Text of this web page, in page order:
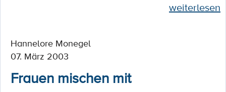
weiterlesen
Hannelore Monegel
07. März 2003
Frauen mischen mit